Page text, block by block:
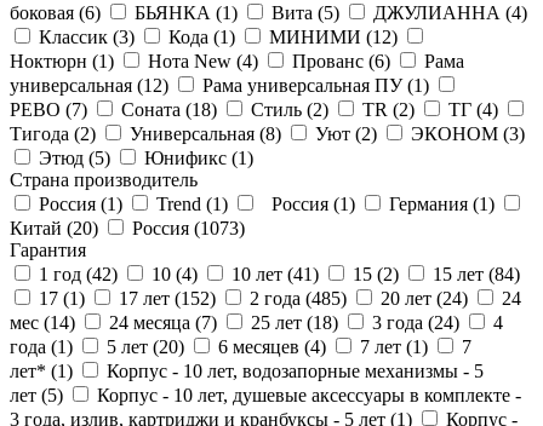
боковая (6) БЬЯНКА (1) Вита (5) ДЖУЛИАННА (4)
Классик (3) Кода (1) МИНИМИ (12)
Ноктюрн (1) Нота New (4) Прованс (6)
Рама
универсальная (12) Рама универсальная ПУ (1)
РЕВО (7) Соната (18) Стиль (2) ТR (2) ТГ (4)
Тигода (2) Универсальная (8) Уют (2) ЭКОНОМ (3)
Этюд (5) Юнификс (1)
Страна производитель
Россия (1) Trend (1) Россия (1) Германия (1)
Китай (20) Россия (1073)
Гарантия
1 год (42) 10 (4) 10 лет (41) 15 (2) 15 лет (84)
17 (1) 17 лет (152) 2 года (485) 20 лет (24)
24
мес (14) 24 месяца (7) 25 лет (18) 3 года (24)
4
года (1) 5 лет (20) 6 месяцев (4) 7 лет (1)
7
лет* (1)
Корпус - 10 лет, водозапорные механизмы - 5
лет (5)
Корпус - 10 лет, душевые аксессуары в комплекте -
3 года, излив, картриджи и кранбуксы - 5 лет (1) Корпус -